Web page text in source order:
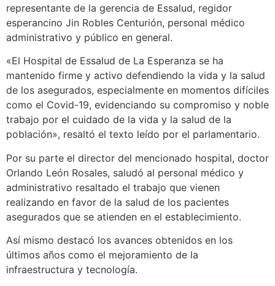
representante de la gerencia de Essalud, regidor
esperancino Jin Robles Centurión, personal médico
administrativo y público en general.
«El Hospital de Essalud de La Esperanza se ha
mantenido firme y activo defendiendo la vida y la salud
de los asegurados, especialmente en momentos difíciles
como el Covid-19, evidenciando su compromiso y noble
trabajo por el cuidado de la vida y la salud de la
población», resaltó el texto leído por el parlamentario.
Por su parte el director del mencionado hospital, doctor
Orlando León Rosales, saludó al personal médico y
administrativo resaltado el trabajo que vienen
realizando en favor de la salud de los pacientes
asegurados que se atienden en el establecimiento.
Así mismo destacó los avances obtenidos en los
últimos años como el mejoramiento de la
infraestructura y tecnología.